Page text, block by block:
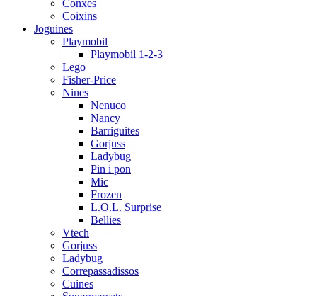
Conxes
Coixins
Joguines
Playmobil
Playmobil 1-2-3
Lego
Fisher-Price
Nines
Nenuco
Nancy
Barriguites
Gorjuss
Ladybug
Pin i pon
Mic
Frozen
L.O.L. Surprise
Bellies
Vtech
Gorjuss
Ladybug
Correpassadissos
Cuines